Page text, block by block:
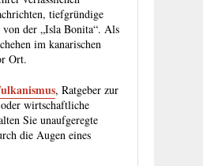
tiefgründige
von der „Isla Bonita“. Als
im kanarischen
Ort.
, Ratgeber zur
oder wirtschaftliche
Sie unaufgeregte
die Augen eines